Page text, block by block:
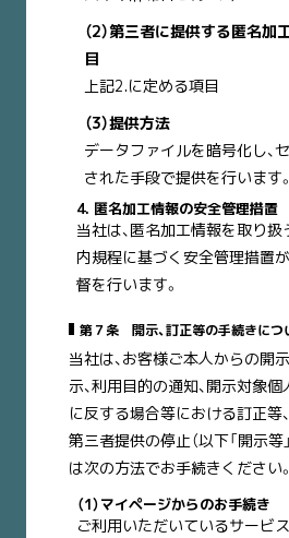
（2）第三者に提供する匿名
目
上記2.に定める項目
（3）提供方法
データファイルを暗号化し、
された手段で提供を行います。
4. 匿名加工情報の安全管理措置
当社は、匿名加工情報を取り扱
内規程に基づく安全管理措置
督を行います。
第７条 開示、訂正等の手続きにつ
当社は、お客様ご本人からの開
示、利用目的の通知、開示対象
に反する場合等における訂正等
第三者提供の停止（以下「開示等
は次の方法でお手続きください。
（1）マイページからのお手続き
ご利用いただいているサービ